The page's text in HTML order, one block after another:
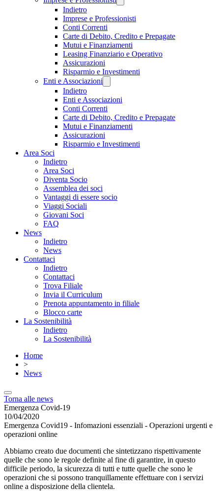
Indietro
Imprese e Professionisti
Conti Correnti
Carte di Debito, Credito e Prepagate
Mutui e Finanziamenti
Leasing Finanziario e Operativo
Assicurazioni
Risparmio e Investimenti
Enti e Associazioni
Indietro
Enti e Associazioni
Conti Correnti
Carte di Debito, Credito e Prepagate
Mutui e Finanziamenti
Assicurazioni
Risparmio e Investimenti
Area Soci
Indietro
Area Soci
Diventa Socio
Assemblea dei soci
Vantaggi di essere socio
Viaggi Sociali
Giovani Soci
FAQ
News
Indietro
News
Contattaci
Indietro
Contattaci
Trova Filiale
Invia il Curriculum
Prenota appuntamento in filiale
Blocco carte
La Sostenibilità
Indietro
La Sostenibilità
Home
>
News
Torna alle news
Emergenza Covid-19
10/04/2020
Emergenza Covid19 - Infomazioni essenziali - Operazioni urgenti e
operazioni online
Abbiamo creato due documenti che sintetizzano rispettivamente
quelle che sono le regole definite al fine di garantire, in questo
difficile periodo, la sicurezza di tutti e tutte quelle che sono le
operazioni che si possono tranquillamente effettuare con i servizi
online a disposizione della clientela.